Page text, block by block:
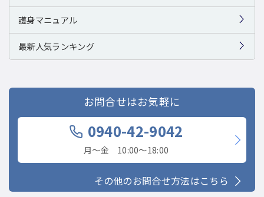
護身マニュアル
最新人気ランキング
お問合せはお気軽に
0940-42-9042
月〜金 10:00〜18:00
その他のお問合せ方法はこちら